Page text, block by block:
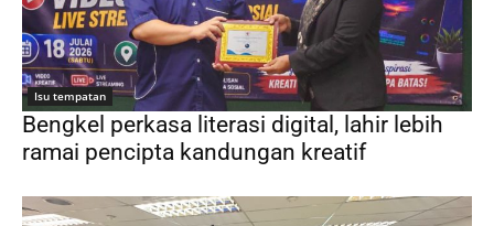
Isu tempatan
Bengkel perkasa literasi digital, lahir lebih
ramai pencipta kandungan kreatif